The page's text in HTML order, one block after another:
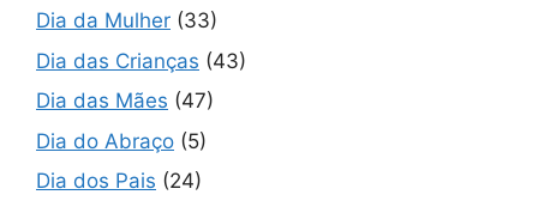
Dia da Mulher (33)
Dia das Crianças (43)
Dia das Mães (47)
Dia do Abraço (5)
Dia dos Pais (24)